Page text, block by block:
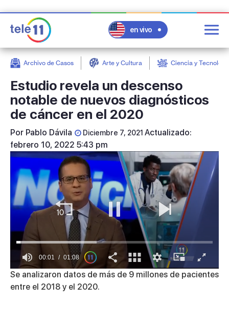
en vivo
Archivo de Casos Arte y Cultura Ciencia y
Estudio revela un descenso
notable de nuevos diagnósticos
de cáncer en el 2020
Por Pablo Dávila Diciembre 7, 2021 Actualizado:
febrero 10, 2022 5:43 pm
0
1
00:01 01:08
Se analizaron datos de más de 9 millones de pacientes
entre el 2018 y el 2020.
post